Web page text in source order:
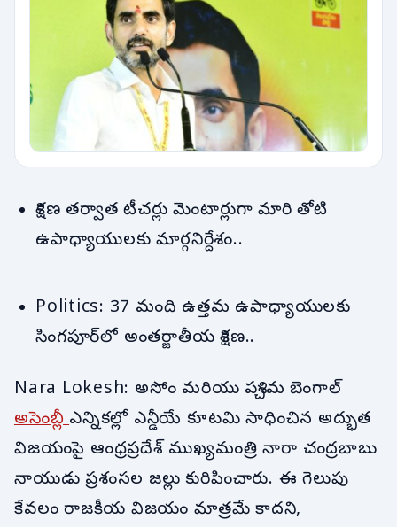
శిక్షణ తర్వాత టీచర్లు మెంటార్లుగా మారి తోటి
ఉపాధ్యాయులకు మార్గనిర్దేశం..
Politics: 37 మంది ఉత్తమ ఉపాధ్యాయులకు
సింగపూర్‌లో అంతర్జాతీయ శిక్షణ..
Nara Lokesh: అసోం మరియు పశ్చిమ బెంగాల్
అసెంబ్లీఎన్నికల్లో ఎన్డీయే కూటమి సాధించిన అద్భుత
విజయంపై ఆంధ్రప్రదేశ్ ముఖ్యమంత్రి నారా చంద్రబాబు
నాయుడు ప్రశంసల జల్లు కురిపించారు. ఈ గెలుపు
కేవలం రాజకీయ విజయం మాత్రమే కాదని,